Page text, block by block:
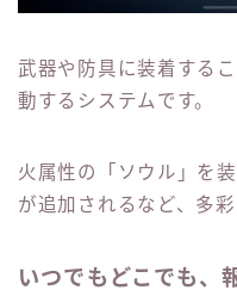
武器や防具に装着する
動するシステムです。
火属性の「ソウル」を
が追加されるなど、多
いつでもどこでも、